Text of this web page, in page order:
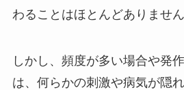
わることはほとんどありません
しかし、頻度が多い場合や発
は、何らかの刺激や病気が隠